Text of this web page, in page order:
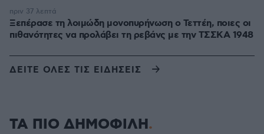
Ξεπέρασε τη λοιμώδη μονοπυρήνωση ο Τεττέη, ποιες οι
πιθανότητες να προλάβει τη ρεβάνς με την ΤΣΣΚΑ 1948
πριν 37 λεπτά
ΔΕΙΤΕ ΟΛΕΣ ΤΙΣ ΕΙΔΗΣΕΙΣ
ΤΑ ΠΙΟ ΔΗΜΟΦΙΛΗ